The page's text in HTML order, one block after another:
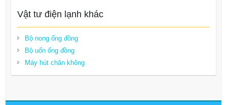
Vật tư điện lạnh khác
Bộ nong ống đồng
Bộ uốn ống đồng
Máy hút chân không